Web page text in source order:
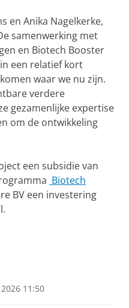
en Anika Nagelkerke,
samenwerking met
en Biotech Booster
een relatief kort
waar we nu zijn.
verdere
gezamenlijke expertise
om de ontwikkeling
een subsidie van
Biotech
BV een investering
11:50